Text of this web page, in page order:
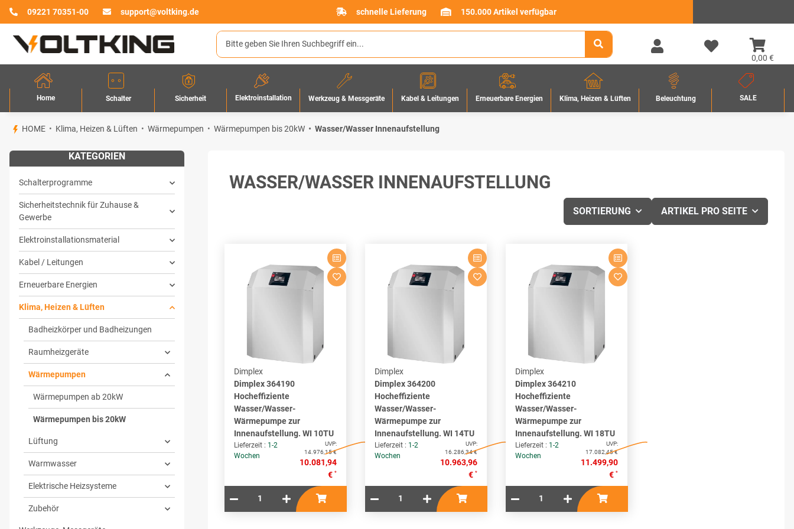
09221 70351-00 support@voltking.de schnelle Lieferung 150.000 Artikel verfügbar
0,00 €
Home Schalter Sicherheit Elektroinstallation Werkzeug & Messgeräte Kabel & Leitungen Erneuerbare Energien Klima, Heizen & Lüften Beleuchtung SALE
HOME Klima, Heizen & Lüften Wärmepumpen Wärmepumpen bis 20kW Wasser/Wasser Innenaufstellung
WASSER/WASSER INNENAUFSTELLUNG
SORTIERUNG ARTIKEL PRO SEITE
Dimplex
Dimplex 364190
Hocheffiziente
Wasser/Wasser-
Wärmepumpe zur
Innenaufstellung. WI 10TU
Lieferzeit : 1-2
Wochen
UVP:
14.976,15 €
10.081,94
€ *
Dimplex
Dimplex 364200
Hocheffiziente
Wasser/Wasser-
Wärmepumpe zur
Innenaufstellung. WI 14TU
Lieferzeit : 1-2
Wochen
UVP:
16.286,34 €
10.963,96
€ *
Dimplex
Dimplex 364210
Hocheffiziente
Wasser/Wasser-
Wärmepumpe zur
Innenaufstellung. WI 18TU
Lieferzeit : 1-2
Wochen
UVP:
17.082,45 €
11.499,90
€ *
KATEGORIEN
Schalterprogramme
Sicherheitstechnik für Zuhause &
Gewerbe
Elektroinstallationsmaterial
Kabel / Leitungen
Erneuerbare Energien
Klima, Heizen & Lüften
Badheizkörper und Badheizungen
Raumheizgeräte
Wärmepumpen
Wärmepumpen ab 20kW
Wärmepumpen bis 20kW
Lüftung
Warmwasser
Elektrische Heizsysteme
Zubehör